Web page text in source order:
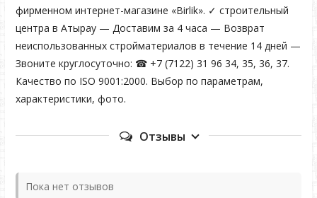
фирменном интернет-магазине «Birlik». ✓ строительный
центра в Атырау — Доставим за 4 часа — Возврат
неиспользованных стройматериалов в течение 14 дней —
Звоните круглосуточно: ☎ +7 (7122) 31 96 34, 35, 36, 37.
Качество по ISO 9001:2000. Выбор по параметрам,
характеристики, фото.
Отзывы
Пока нет отзывов